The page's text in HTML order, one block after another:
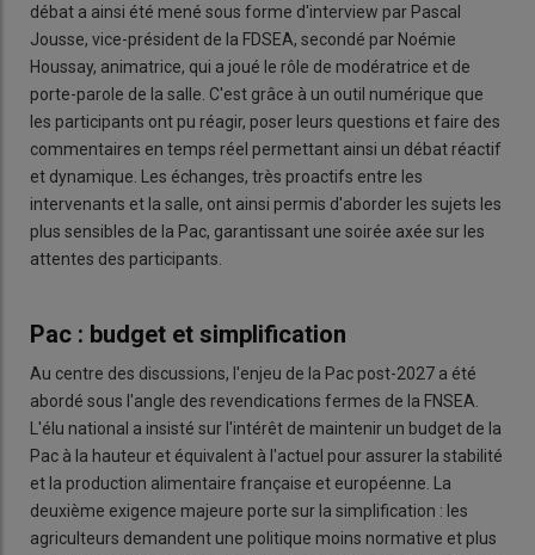
débat a ainsi été mené sous forme d'interview par Pascal
Jousse, vice-président de la FDSEA, secondé par Noémie
Houssay, animatrice, qui a joué le rôle de modératrice et de
porte-parole de la salle. C'est grâce à un outil numérique que
les participants ont pu réagir, poser leurs questions et faire des
commentaires en temps réel permettant ainsi un débat réactif
et dynamique. Les échanges, très proactifs entre les
intervenants et la salle, ont ainsi permis d'aborder les sujets les
plus sensibles de la Pac, garantissant une soirée axée sur les
attentes des participants.
Pac : budget et simplification
Au centre des discussions, l'enjeu de la Pac post-2027 a été
abordé sous l'angle des revendications fermes de la FNSEA.
L'élu national a insisté sur l'intérêt de maintenir un budget de la
Pac à la hauteur et équivalent à l'actuel pour assurer la stabilité
et la production alimentaire française et européenne. La
deuxième exigence majeure porte sur la simplification : les
agriculteurs demandent une politique moins normative et plus